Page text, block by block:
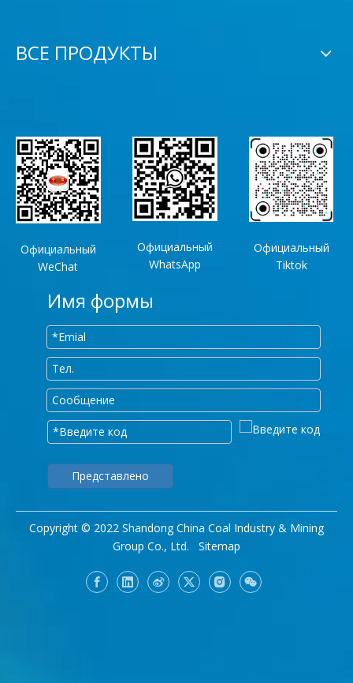
ВСЕ ПРОДУКТЫ
Официальный
WeChat
Официальный
WhatsApp
Официальный
Tiktok
Имя формы
Представлено
Copyright © 2022 Shandong China Coal Industry & Mining
Group Co., Ltd. Sitemap